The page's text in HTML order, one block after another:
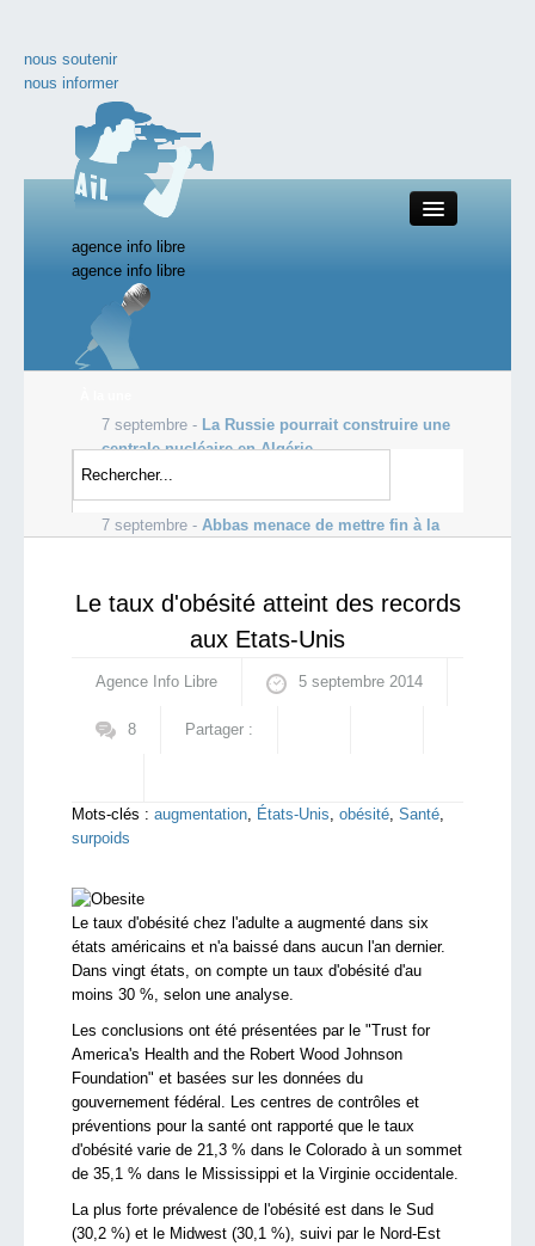
nous soutenir
nous informer
agence info libre
Close
nos productions
toute l'actualité
les vidéos incontournables
agence info libre
7 septembre - La Russie pourrait construire une
centrale nucléaire en Algérie
7 septembre -
plateau du Golan
7 septembre - Abbas menace de mettre fin à la
Le taux d'obésité atteint des records
aux Etats-Unis
Agence Info Libre 5 septembre 2014
8 Partager :
Mots-clés : augmentation, États-Unis, obésité, Santé,
surpoids
L e taux d'obésité chez l'adulte a augmenté dans six
états américains et n'a baissé dans aucun l'an dernier.
Dans vingt états, on compte un taux d'obésité d'au
moins 30 %, selon une analyse
Les conclusions ont été présentées par le "Trust for
America's Health and the Robert Wood Johnson
Foundation" et basées sur les données du
gouvernement fédéral
Les centres de contrôles et
préventions pour la santé ont rapporté que le taux
d'obésité varie de 21,3 % dans le Colorado à un sommet
de 35,1 % dans le Mississippi et la Virginie occidentale
La plus forte prévalence de l'obésité est dans le Sud
(30,2 %) et le Midwest (30,1 %), suivi par le Nord-Est